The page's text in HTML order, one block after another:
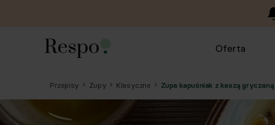
Oferta
Przepisy Zupy Klasyczne Zupa kapuśniak z kaszą gryczaną